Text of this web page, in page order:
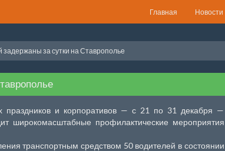
Главная Новости
за сутки на Ставрополье
праздников и корпоративов — с 21 по 31 декабря —
широкомасштабные профилактические мероприятия
транспортным средством 50 водителей в состоянии